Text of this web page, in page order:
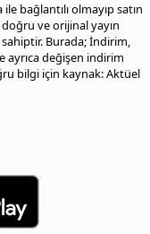
bağlantılı olmayıp satın
doğru ve orijinal yayın
Burada; İndirim,
ayrıca değişen indirim
bilgi için kaynak: Aktüel